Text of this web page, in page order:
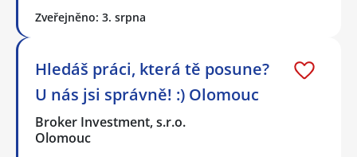
Zveřejněno: 3. srpna
Hledáš práci, která tě posune?
U nás jsi správně! :) Olomouc
Broker Investment, s.r.o.
Olomouc